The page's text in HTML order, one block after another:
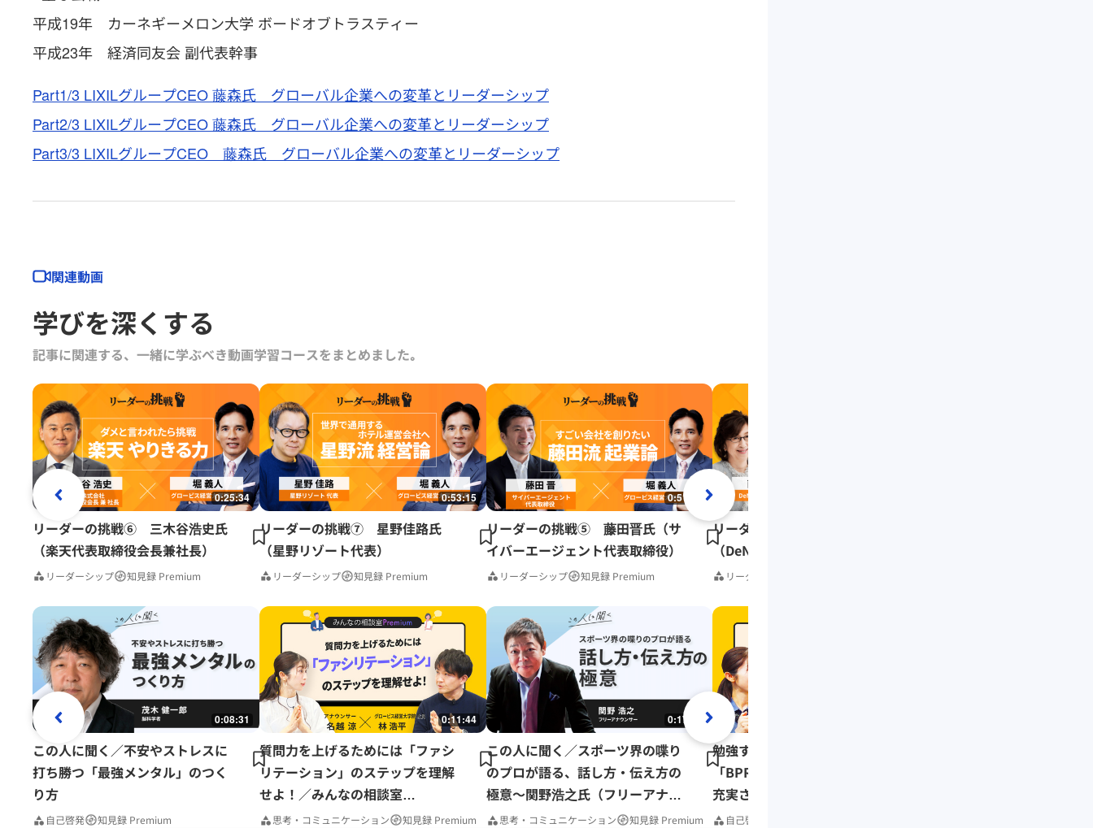
平成19年 カーネギーメロン大学 ボードオブトラスティー
平成23年 経済同友会 副代表幹事
Part1/3 LIXILグループCEO 藤森氏 グローバル企業への変革とリーダーシップ
Part2/3 LIXILグループCEO 藤森氏 グローバル企業への変革とリーダーシップ
Part3/3 LIXILグループCEO 藤森氏 グローバル企業への変革とリーダーシップ
関連動画
学びを深くする
記事に関連する、一緒に学ぶべき動画学習コースをまとめました｡
0:25:34
リーダーの挑戦⑥ 三木谷浩史氏
（楽天代表取締役会長兼社長）
リーダーシップ 知見録 Premium
0:53:15
リーダーの挑戦⑦ 星野佳路氏
（星野リゾート代表）
リーダーシップ 知見録 Premium
0:51:41
リーダーの挑戦⑤ 藤田晋氏（サ
イバーエージェント代表取締役）
リーダーシップ 知見録 Premium
リーダーの挑戦⑨ 南場智子氏
（DeNA会長）
リーダーシップ
0:08:31
この人に聞く／不安やストレスに
打ち勝つ「最強メンタル」のつく
り方
自己啓発 知見録 Premium
0:11:44
質問力を上げるためには「ファシ
リテーション」のステップを理解
せよ！／みんなの相談室
Premium
思考・コミュニケーション 知見録 Premium
0:17:37
この人に聞く／スポーツ界の喋り
のプロが語る、話し方・伝え方の
極意～関野浩之氏（フリーアナウ
ンサー）
思考・コミュニケーション 知見録 Premium
勉強する習慣をつけたい人は
「BPR」で仕事もプライベートも
充実させよう／みんなの相談室
Premium
自己啓発